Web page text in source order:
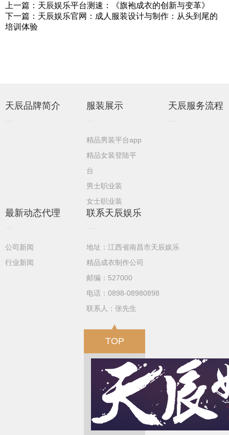
上一篇：天辰娱乐平台测速：《旗袍成衣的创新与变革》
下一篇：天辰娱乐官网：成人服装设计与制作：从头到尾的
培训体验
天辰品牌简介 服装展示
精品男装平台app
精品女装登陆平
台
男士职业装
女士职业装
天辰服务流程
最新动态代理
公司新闻
行业新闻
联系天辰娱乐
地址：江西省南昌市天辰娱乐
精品成衣制作公司
邮编：527000
电话：0898-08980898
联系人：张先生
TOP